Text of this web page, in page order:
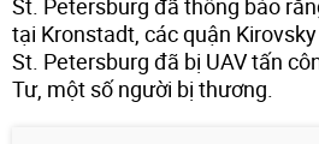
tại Kronstadt, các quận
St. Petersburg đã bị UAV tấn
Tư, một số người bị thương.